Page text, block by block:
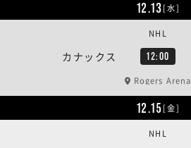
12.13[水]
カナックス 12:00
NHL
Rogers Arena
12.15[金]
NHL